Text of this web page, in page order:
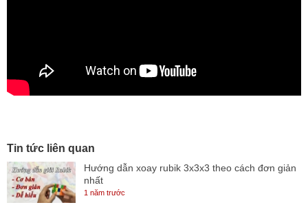
Tin tức liên quan
Hướng dẫn xoay rubik 3x3x3 theo cách đơn giản
nhất
1 năm trước